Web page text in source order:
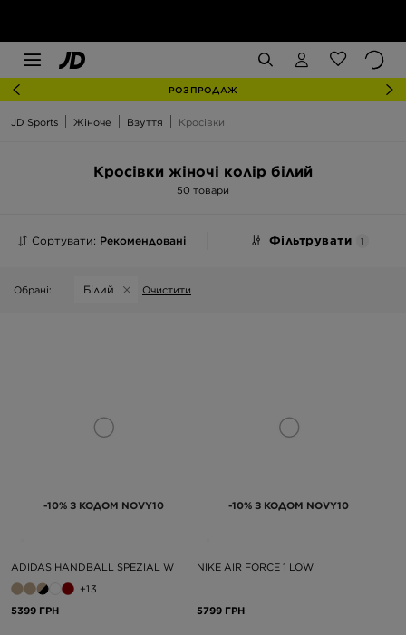
РОЗПРОДАЖ
JD Sports Жіноче Взуття Кросівки
Кросівки жіночі колір білий
50 товари
Сортувати: Рекомендовані Фільтрувати 1
Обрані: Білий Очистити
-10% З КОДОМ NOVY10
ADIDAS HANDBALL SPEZIAL W
+13
5399 ГРН
-10% З КОДОМ NOVY10
NIKE AIR FORCE 1 LOW
5799 ГРН